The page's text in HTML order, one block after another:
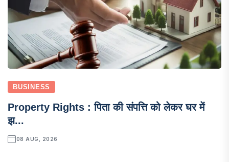
BUSINESS
Property Rights : पिता की संपत्ति को लेकर घर में
झ...
08 AUG, 2026